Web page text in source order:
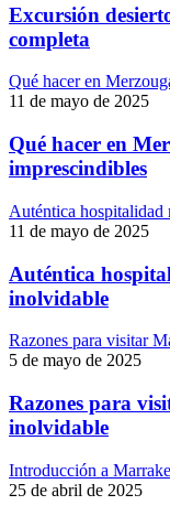
Excursión
completa
Qué hacer en
11 de mayo de 2025
Qué hacer en
imprescindibles
Auténtica
11 de mayo de 2025
Auténtica
inolvidable
Razones para visitar
5 de mayo de 2025
Razones para
inolvidable
Introducción a
25 de abril de 2025